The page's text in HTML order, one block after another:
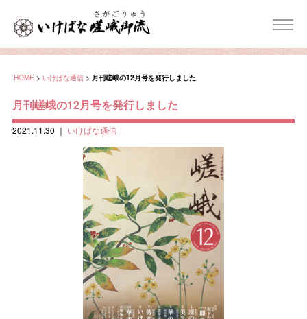
HOME > いけばな通信 > 月刊嵯峨の12月号を発行しました
月刊嵯峨の12月号を発行しました
2021.11.30 ｜ いけばな通信